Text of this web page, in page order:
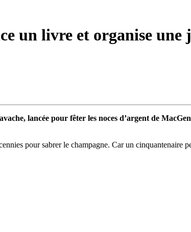
un livre et organise une
lancée pour fêter les noces d’argent de
pour sabrer le champagne. Car un cinquantenaire